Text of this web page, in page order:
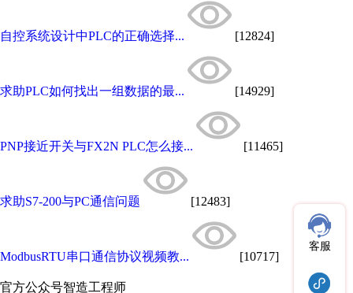
自控系统设计中PLC的正确选择... [12824]
求助PLC如何找出一组数据的最... [14929]
PNP接近开关与FX2N PLC怎么接... [11465]
求助S7-200与PC通信问题 [12483]
ModbusRTU串口通信协议视频教... [10717]
官方公众号智造工程师
客服